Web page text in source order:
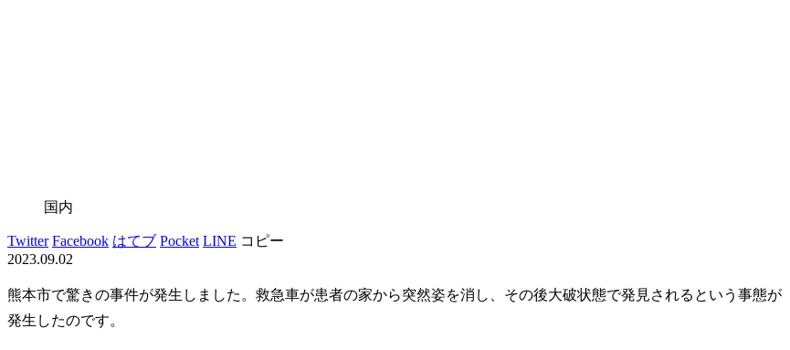
国内
Twitter Facebook はてブ Pocket LINE コピー
2023.09.02
熊本市で驚きの事件が発生しました。救急車が患者の家から突然姿を消し、その後大破状態で発見されるという事態が
発生したのです。